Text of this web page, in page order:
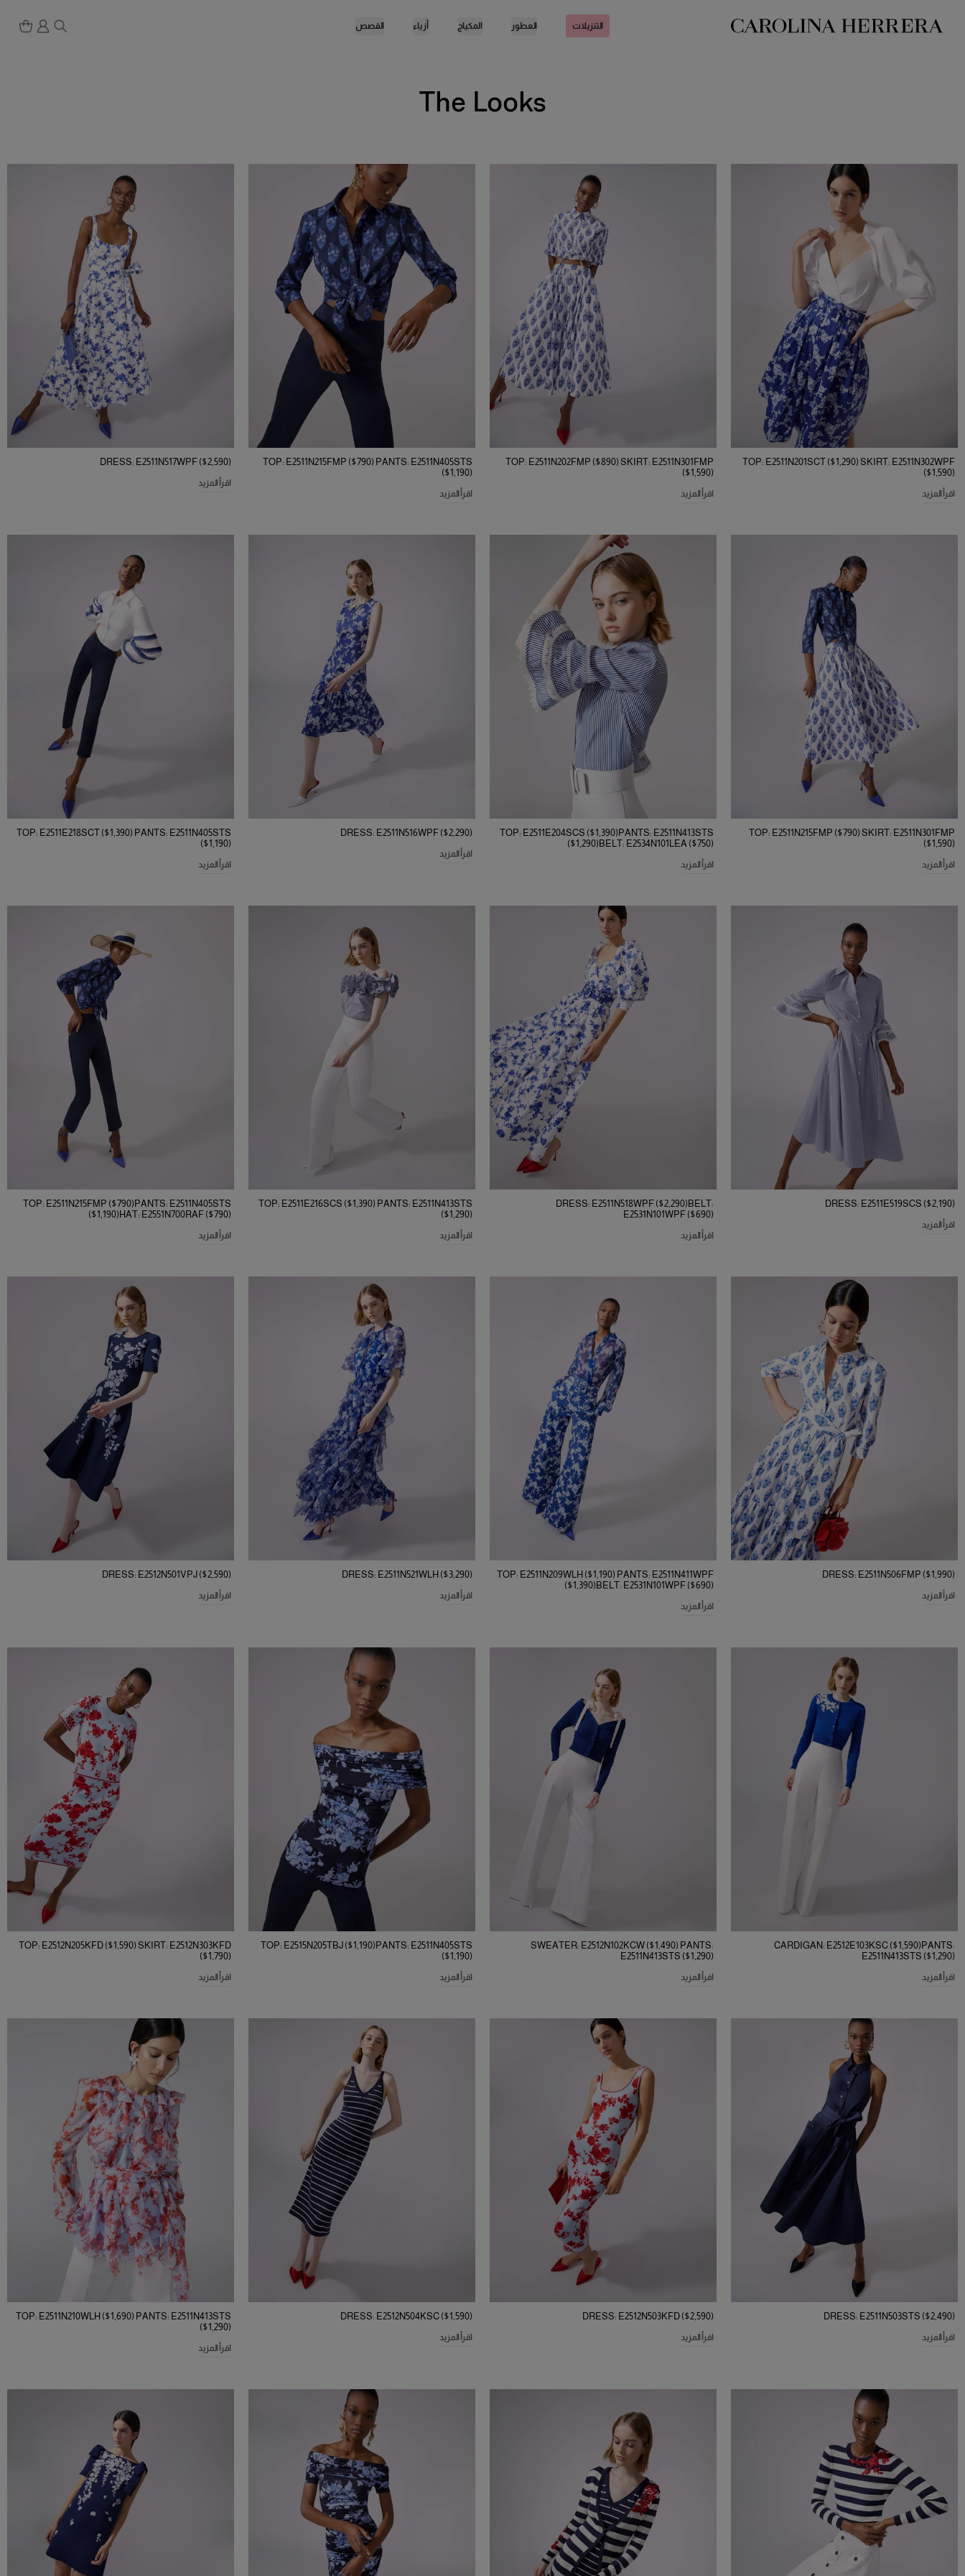
بيان إمكانية الوصول (الرابط)
التنزيلات العطور المكياج أزياء القصص
The Looks
TOP: E2511N201SCT ($1,290) SKIRT: E2511N302WPF
($1,590)
اقرأ المزيد
TOP: E2511N202FMP ($890) SKIRT: E2511N301FMP
($1,590)
اقرأ المزيد
TOP: E2511N215FMP ($790) PANTS: E2511N405STS
($1,190)
اقرأ المزيد
DRESS: E2511N517WPF ($2,590)
اقرأ المزيد
TOP: E2511N215FMP ($790) SKIRT: E2511N301FMP
($1,590)
اقرأ المزيد
TOP: E2511E204SCS ($1,390)PANTS: E2511N413STS
($1,290)BELT: E2534N101LEA ($750)
اقرأ المزيد
DRESS: E2511N516WPF ($2,290)
اقرأ المزيد
TOP: E2511E218SCT ($1,390) PANTS: E2511N405STS
($1,190)
اقرأ المزيد
DRESS: E2511E519SCS ($2,190)
اقرأ المزيد
DRESS: E2511N518WPF ($2,290)BELT:
E2531N101WPF ($690)
اقرأ المزيد
TOP: E2511E216SCS ($1,390) PANTS: E2511N413STS
($1,290)
اقرأ المزيد
TOP: E2511N215FMP ($790)PANTS: E2511N405STS
($1,190)HAT: E2551N700RAF ($790)
اقرأ المزيد
DRESS: E2511N506FMP ($1,990)
اقرأ المزيد
TOP: E2511N209WLH ($1,190) PANTS: E2511N411WPF
($1,390)BELT: E2531N101WPF ($690)
اقرأ المزيد
DRESS: E2511N521WLH ($3,290)
اقرأ المزيد
DRESS: E2512N501VPJ ($2,590)
اقرأ المزيد
CARDIGAN: E2512E103KSC ($1,590)PANTS:
E2511N413STS ($1,290)
اقرأ المزيد
SWEATER: E2512N102KCW ($1,490) PANTS:
E2511N413STS ($1,290)
اقرأ المزيد
TOP: E2515N205TBJ ($1,190)PANTS: E2511N405STS
($1,190)
اقرأ المزيد
TOP: E2512N205KFD ($1,590) SKIRT: E2512N303KFD
($1,790)
اقرأ المزيد
DRESS: E2511N503STS ($2,490)
اقرأ المزيد
DRESS: E2512N503KFD ($2,590)
اقرأ المزيد
DRESS: E2512N504KSC ($1,590)
اقرأ المزيد
TOP: E2511N210WLH ($1,690) PANTS: E2511N413STS
($1,290)
اقرأ المزيد